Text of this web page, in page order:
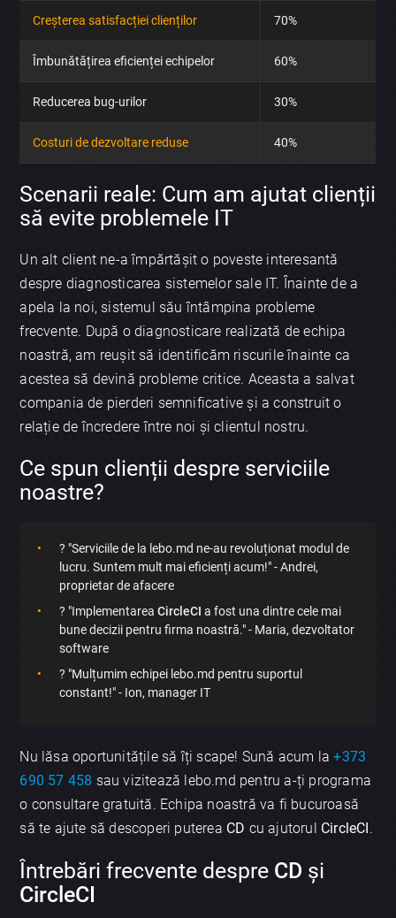
Creșterea satisfacției clienților 70%
Îmbunătățirea eficienței echipelor 60%
Reducerea bug-urilor 30%
Costuri de dezvoltare reduse 40%
Scenarii reale: Cum am ajutat clienții
să evite problemele IT
Un alt client ne-a împărtășit o poveste interesantă
despre diagnosticarea sistemelor sale IT. Înainte de a
apela la noi, sistemul său întâmpina probleme
frecvente. După o diagnosticare realizată de echipa
noastră, am reușit să identificăm riscurile înainte ca
acestea să devină probleme critice. Aceasta a salvat
compania de pierderi semnificative și a construit o
relație de încredere între noi și clientul nostru.
Ce spun clienții despre serviciile
noastre?
? "Serviciile de la lebo.md ne-au revoluționat modul de
lucru. Suntem mult mai eficienți acum!" - Andrei,
proprietar de afacere
? "ImplementareaCircleCI a fost una dintre cele mai
bune decizii pentru firma noastră." - Maria, dezvoltator
software
? "Mulțumim echipei lebo.md pentru suportul
constant!" - Ion, manager IT
Nu lăsa oportunitățile să îți scape! Sună acum la+373
690 57 458 sau vizitează lebo.md pentru a-ți programa
o consultare gratuită. Echipa noastră va fi bucuroasă
să te ajute să descoperi puterea CD cu ajutorul CircleCI.
Întrebări frecvente despre CD și
CircleCI
×
Discută aplicația